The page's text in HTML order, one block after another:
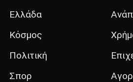
Ελλάδα
Κόσμος
Πολιτική
Σπορ